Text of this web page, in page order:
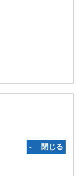
‐ 閉じる